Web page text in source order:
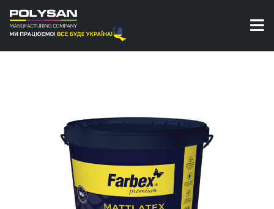
Фарби
Mattlatex Фарба латексна Farbex